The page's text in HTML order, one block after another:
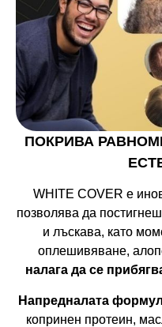
ПОКРИВА
WHITE COVER е
позволява да
и лъскава, като
оплешивяване,
налага да се
Напредналата
копринен протеин,